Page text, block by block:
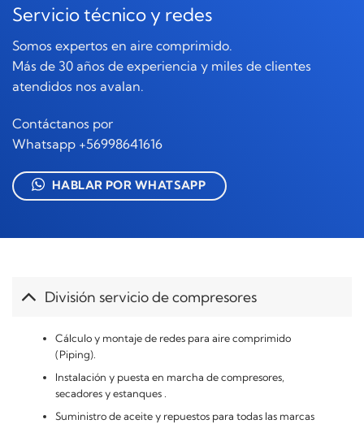
Servicio técnico y redes
Somos expertos en aire comprimido.
Más de 30 años de experiencia y miles de clientes
atendidos nos avalan.
Contáctanos por
Whatsapp +56998641616
HABLAR POR WHATSAPP
División servicio de compresores
Cálculo y montaje de redes para aire comprimido
(Piping).
Instalación y puesta en marcha de compresores,
secadores y estanques .
Suministro de aceite y repuestos para todas las marcas